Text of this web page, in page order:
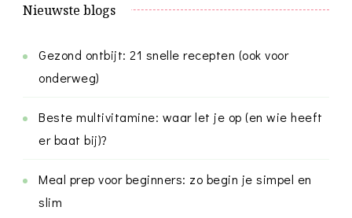
Nieuwste blogs
Gezond ontbijt: 21 snelle recepten (ook voor
onderweg)
Beste multivitamine: waar let je op (en wie heeft
er baat bij)?
Meal prep voor beginners: zo begin je simpel en
slim